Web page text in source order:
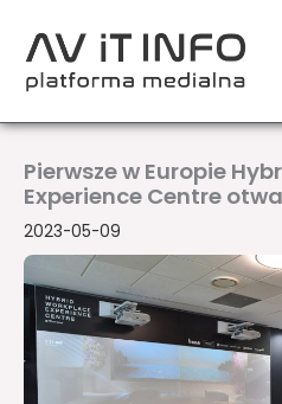
treści
Pierwsze w Europie
Experience Centre
2023-05-09